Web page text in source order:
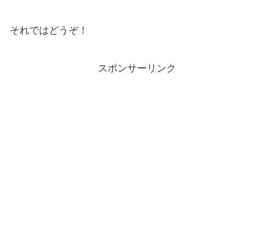
それではどうぞ！
スポンサーリンク